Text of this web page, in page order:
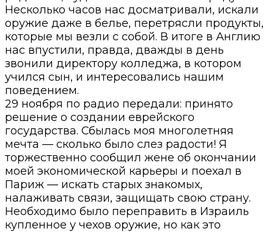
Несколько часов нас досматривали, искали
оружие даже в белье, перетрясли продукты,
которые мы везли с собой. В итоге в Англию
нас впустили, правда, дважды в день
звонили директору колледжа, в котором
учился сын, и интересовались нашим
поведением.
29 ноября по радио передали: принято
решение о создании еврейского
государства. Сбылась моя многолетняя
мечта — сколько было слез радости! Я
торжественно сообщил жене об окончании
моей экономической карьеры и поехал в
Париж — искать старых знакомых,
налаживать связи, защищать свою страну.
Необходимо было переправить в Израиль
купленное у чехов оружие, но как это